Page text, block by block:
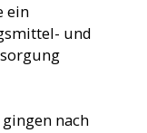
ein
und
nach